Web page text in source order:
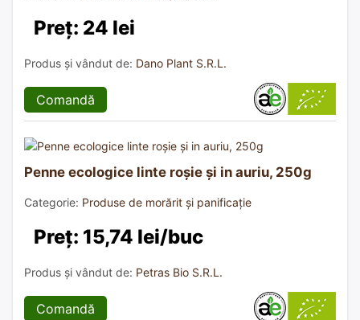
Preț: 24 lei
Produs și vândut de: Dano Plant S.R.L.
Comandă
Penne ecologice linte roșie și in auriu, 250g
Categorie: Produse de morărit și panificație
Preț: 15,74 lei/buc
Produs și vândut de: Petras Bio S.R.L.
Comandă